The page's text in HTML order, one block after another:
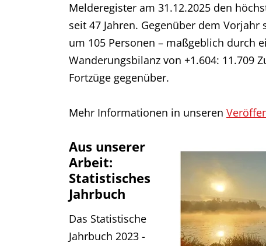
Melderegister am 31.12.2025 den
seit 47 Jahren. Gegenüber dem Vorjahr
um 105 Personen – maßgeblich durch
Wanderungsbilanz von +1.604: 11.709
Fortzüge gegenüber.
Mehr Informationen in unseren
Aus unserer
Arbeit:
Statistisches
Jahrbuch
Das Statistische
Jahrbuch 2023 -